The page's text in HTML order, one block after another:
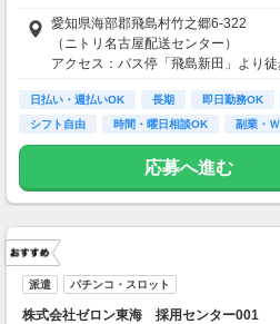
【月収例】
・未経験／月22日稼働：月収44万円以
・経験者／月25日稼働：月収50万円以
■荷物サイズ・重量に応じて単価変動
■前払い制度あり（稼働分）
■週払いOK
愛知県海部郡⾶島村⽵之郷6-322
（ニトリ名古屋配送センター）
アクセス：バス停「⾶島新⽥」より
日払い・週払いOK 長期 即日勤務OK
シフト自由
時間・曜日相談OK 副業・
応募へ進む
派遣 パチンコ・スロット
株式会社ゼロン東海 採用センター001